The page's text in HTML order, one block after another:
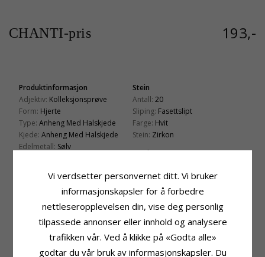
CHANTI-pris 193,-
Produktinformasjon
Adjektiv: Kolleksjonsprøve
Form: Hjerte
Type: Anheng Med Halskjede
Kjede: Anheng Med Halskjede
Edelmetall: Sølv
Stein
Antall: 20
Sliping: Fasettslipt
Farge: Hvit
Stein: Zirkon
Fatning
Høyde:15,7 mm
Bredde: 12,4 mm
Leveringstid
Leveringstid:
Vi verdsetter personvernet ditt. Vi bruker
informasjonskapsler for å forbedre
nettleseropplevelsen din, vise deg personlig
tilpassede annonser eller innhold og analysere
trafikken vår. Ved å klikke på «Godta alle»
godtar du vår bruk av informasjonskapsler. Du